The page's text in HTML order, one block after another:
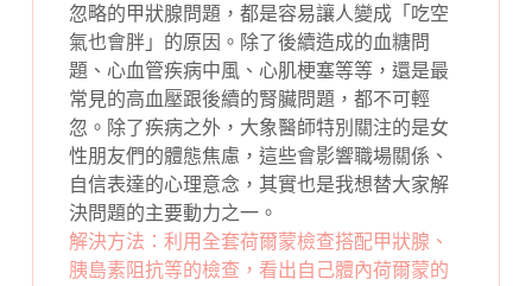
忽略的甲狀腺問題，都是容易讓人變成「吃空
氣也會胖」的原因。除了後續造成的血糖問
題、心血管疾病中風、心肌梗塞等等，還是最
常見的高血壓跟後續的腎臟問題，都不可輕
忽。除了疾病之外，大象醫師特別關注的是女
性朋友們的體態焦慮，這些會影響職場關係、
自信表達的心理意念，其實也是我想替大家解
決問題的主要動力之一。
解決方法：利用全套荷爾蒙檢查搭配甲狀腺、
胰島素阻抗等的檢查，看出自己體內荷爾蒙的